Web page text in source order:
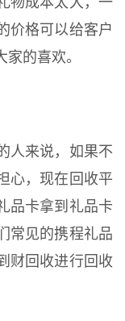
价格可以给客户
的喜欢。
来说，如果不
心，现在回收平
品卡拿到礼品卡
常见的携程礼品
财回收进行回收